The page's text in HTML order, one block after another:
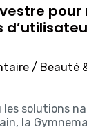
pour
/ Beauté
les solutions
la